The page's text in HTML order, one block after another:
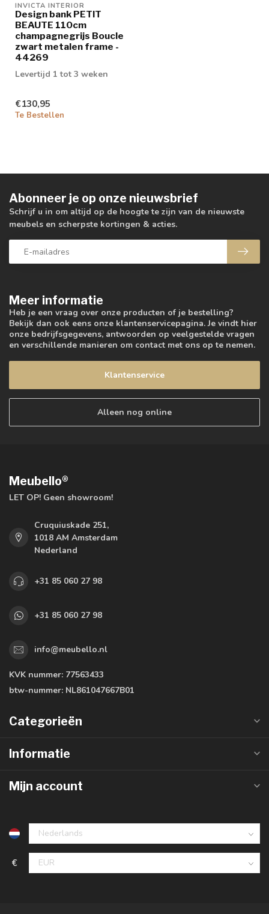
INVICTA INTERIOR
Design bank PETIT
BEAUTE 110cm
champagnegrijs Boucle
zwart metalen frame -
44269
Levertijd 1 tot 3 weken
€130,95
Te Bestellen
Meer informatie
Heb je een vraag over onze producten of je bestelling?
Bekijk dan ook eens onze klantenservicepagina. Je vindt hier
onze bedrijfsgegevens, antwoorden op veelgestelde vragen
en verschillende manieren om contact met ons op te nemen.
Klantenservice
Alleen nog online
Abonneer je op onze nieuwsbrief
Schrijf u in om altijd op de hoogte te zijn van de nieuwste
meubels en scherpste kortingen & acties.
Meubello®
LET OP! Geen showroom!
Cruquiuskade 251,
1018 AM Amsterdam
Nederland
+31 85 060 27 98
+31 85 060 27 98
info@meubello.nl
KVK nummer: 77563433
btw-nummer: NL861047667B01
Categorieën
Informatie
Mijn account
€